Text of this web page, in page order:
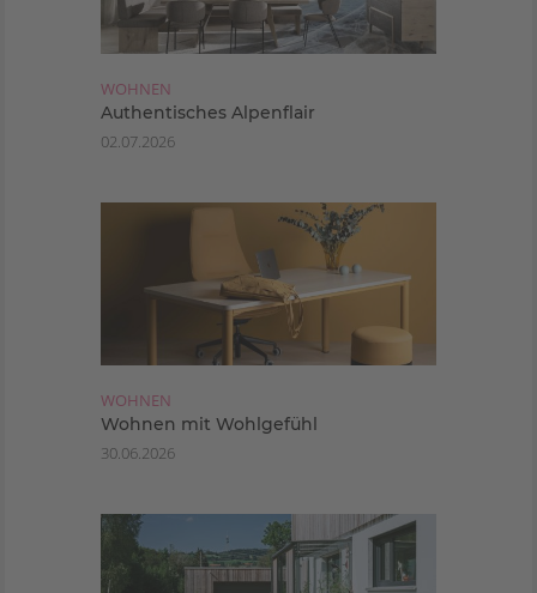
WOHNEN
Authentisches Alpenflair
02.07.2026
WOHNEN
Wohnen mit Wohlgefühl
30.06.2026